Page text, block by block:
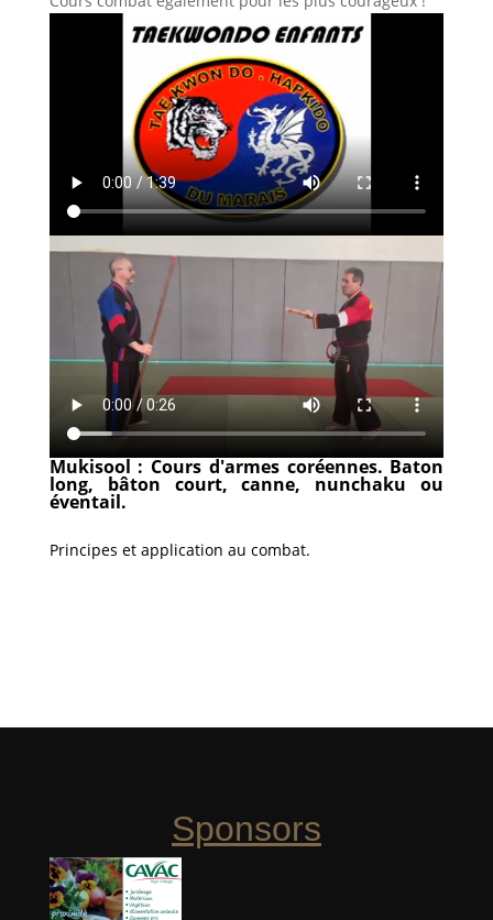
Mukisool : Cours d'armes coréennes. Baton
long, bâton court, canne, nunchaku ou
éventail.
Principes et application au combat.
Sponsors